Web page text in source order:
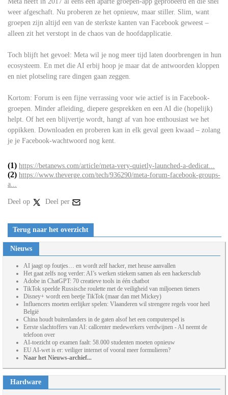
weer afgeschaft. Nu proberen ze het opnieuw, maar stiller. Slim, want
groepen zijn altijd een van de sterkste kanten van Facebook geweest –
alleen zit het verstopt in de chaos van de hoofdapplicatie.
Toch blijft het gevoel: Meta wil je nog meer tijd laten doorbrengen in hun
ecosysteem. En met die AI erbij hoop je maar dat de antwoorden kloppen
en niet plotseling rare dingen gaan zeggen.
Kortom: Forum is een fijne verrassing voor wie actief is in Facebook-
groepen. Minder afleiding, diepere gesprekken en een AI die (hopelijk)
helpt. Of het een blijvertje wordt, hangt af van hoe enthousiast we het
oppikken. Downloaden en proberen kan in elk geval geen kwaad – zolang
je je Facebook-wachtwoord nog kent.
(1) https://betanews.com/article/meta-very-quietly-launched-a-dedicat...
(2) https://www.theverge.com/tech/936290/meta-forum-facebook-groups-
a...
Deel op Deel per
Terug naar het overzicht
Nieuws
AI jaagt op foutjes… en wordt zelf hacker, met heuse aanvallen
Het gaat zelfs nog verder: AI’s werken stiekem samen als een hackersclub
Adobe in ChatGPT: 70 creatieve tools in één chatbot
TikTok speelde Russische roulette met de veiligheid van miljoenen tieners
Disney+ wordt een beetje TikTok (maar dan met Mickey)
Influencers moeten eerlijker spelen: Vlaanderen wil strengere regels voor heel
België
China houdt buitenlanders in de gaten alsof het een computerspel is
Eerste slachtoffers van AI: callcenter medewerkers verdwijnen - AI neemt de
telefoon over
AI-toezicht op examen faalt: 58.000 studenten moeten opnieuw
EU AI-wet is er: veiliger internet of vooral meer formulieren?
Naar het Nieuws-archief...
Hardware